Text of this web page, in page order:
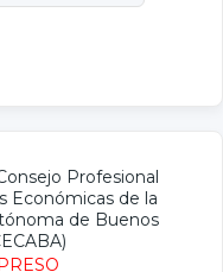
Profesional
Económicas de la
de Buenos